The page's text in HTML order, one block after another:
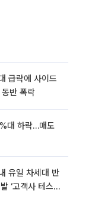
급락에 사이드
반 폭락
유일 차세대 반
‘고객사 테스트